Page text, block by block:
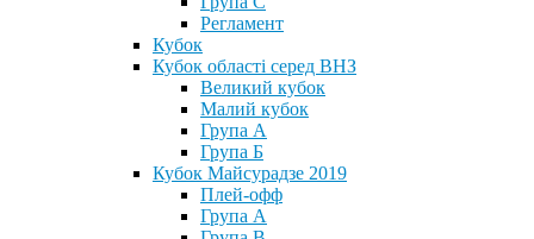
Регламент
Кубок
Кубок області серед ВНЗ
Великий кубок
Малий кубок
Група А
Група Б
Кубок Майсурадзе 2019
Плей-офф
Група А